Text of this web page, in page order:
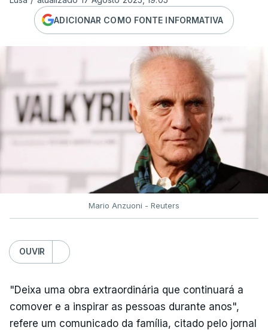
ADICIONAR COMO FONTE INFORMATIVA
Mario Anzuoni - Reuters
OUVIR
"Deixa uma obra extraordinária que continuará a
comover e a inspirar as pessoas durante anos",
refere um comunicado da família, citado pelo jornal